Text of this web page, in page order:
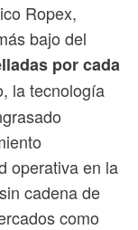
Ropex,
bajo del
por cada
la tecnología
operativa en la
cadena de
como